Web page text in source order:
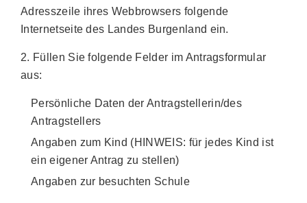
Adresszeile ihres Webbrowsers folgende
Internetseite des Landes Burgenland ein.
2. Füllen Sie folgende Felder im Antragsformular
aus:
Persönliche Daten der Antragstellerin/des
Antragstellers
Angaben zum Kind (HINWEIS: für jedes Kind ist
ein eigener Antrag zu stellen)
Angaben zur besuchten Schule